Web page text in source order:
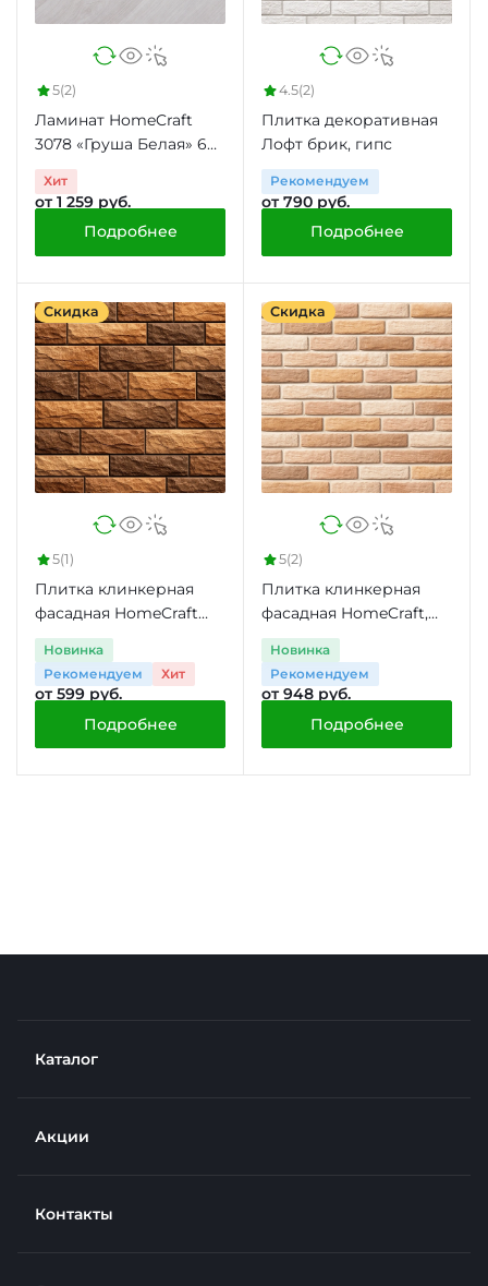
5(2)
Ламинат HomeCraft
3078 «Груша Белая» 6
мм 31 класс 2.66 м2
Хит
от 1 259 руб.
Подробнее
4.5(2)
Плитка декоративная
Лофт брик, гипс
Рекомендуем
от 790 руб.
Подробнее
Скидка
5(1)
Плитка клинкерная
фасадная HomeCraft
J.Lisc, 0.53 м2
Новинка
Рекомендуем
Хит
от 599 руб.
Подробнее
Скидка
5(2)
Плитка клинкерная
фасадная HomeCraft,
0.53 м2
Новинка
Рекомендуем
от 948 руб.
Подробнее
Каталог
Акции
Контакты